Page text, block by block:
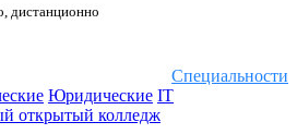
дистанционно
Специальности
Юридические IT